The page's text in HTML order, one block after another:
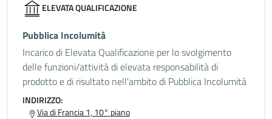
ELEVATA QUALIFICAZIONE
Pubblica Incolumità
Incarico di Elevata Qualificazione per lo svolgimento
delle funzioni/attività di elevata responsabilità di
prodotto e di risultato nell'ambito di Pubblica Incolumità
INDIRIZZO:
Via di Francia 1, 10° piano